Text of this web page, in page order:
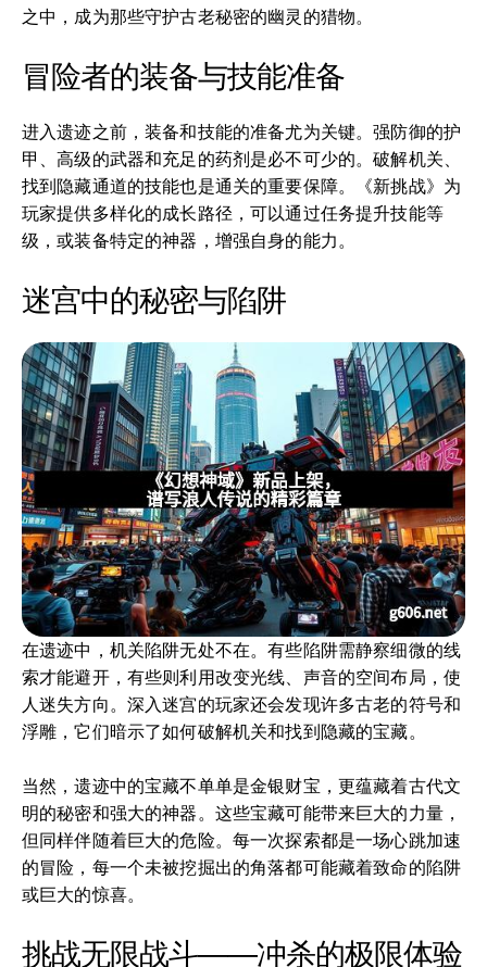
之中，成为那些守护古老秘密的幽灵的猎物。
冒险者的装备与技能准备
进入遗迹之前，装备和技能的准备尤为关键。强防御的护
甲、高级的武器和充足的药剂是必不可少的。破解机关、
找到隐藏通道的技能也是通关的重要保障。《新挑战》为
玩家提供多样化的成长路径，可以通过任务提升技能等
级，或装备特定的神器，增强自身的能力。
迷宫中的秘密与陷阱
在遗迹中，机关陷阱无处不在。有些陷阱需静察细微的线
索才能避开，有些则利用改变光线、声音的空间布局，使
人迷失方向。深入迷宫的玩家还会发现许多古老的符号和
浮雕，它们暗示了如何破解机关和找到隐藏的宝藏。
当然，遗迹中的宝藏不单单是金银财宝，更蕴藏着古代文
明的秘密和强大的神器。这些宝藏可能带来巨大的力量，
但同样伴随着巨大的危险。每一次探索都是一场心跳加速
的冒险，每一个未被挖掘出的角落都可能藏着致命的陷阱
或巨大的惊喜。
挑战无限战斗——冲杀的极限体验